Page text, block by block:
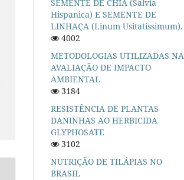
SEMENTE DE CHIA (Salvia
Hispanica) E SEMENTE DE
LINHAÇA (Linum Usitatissimum).
4002
METODOLOGIAS UTILIZADAS NA
AVALIAÇÃO DE IMPACTO
AMBIENTAL
3184
RESISTÊNCIA DE PLANTAS
DANINHAS AO HERBICIDA
GLYPHOSATE
3102
NUTRIÇÃO DE TILÁPIAS NO
BRASIL